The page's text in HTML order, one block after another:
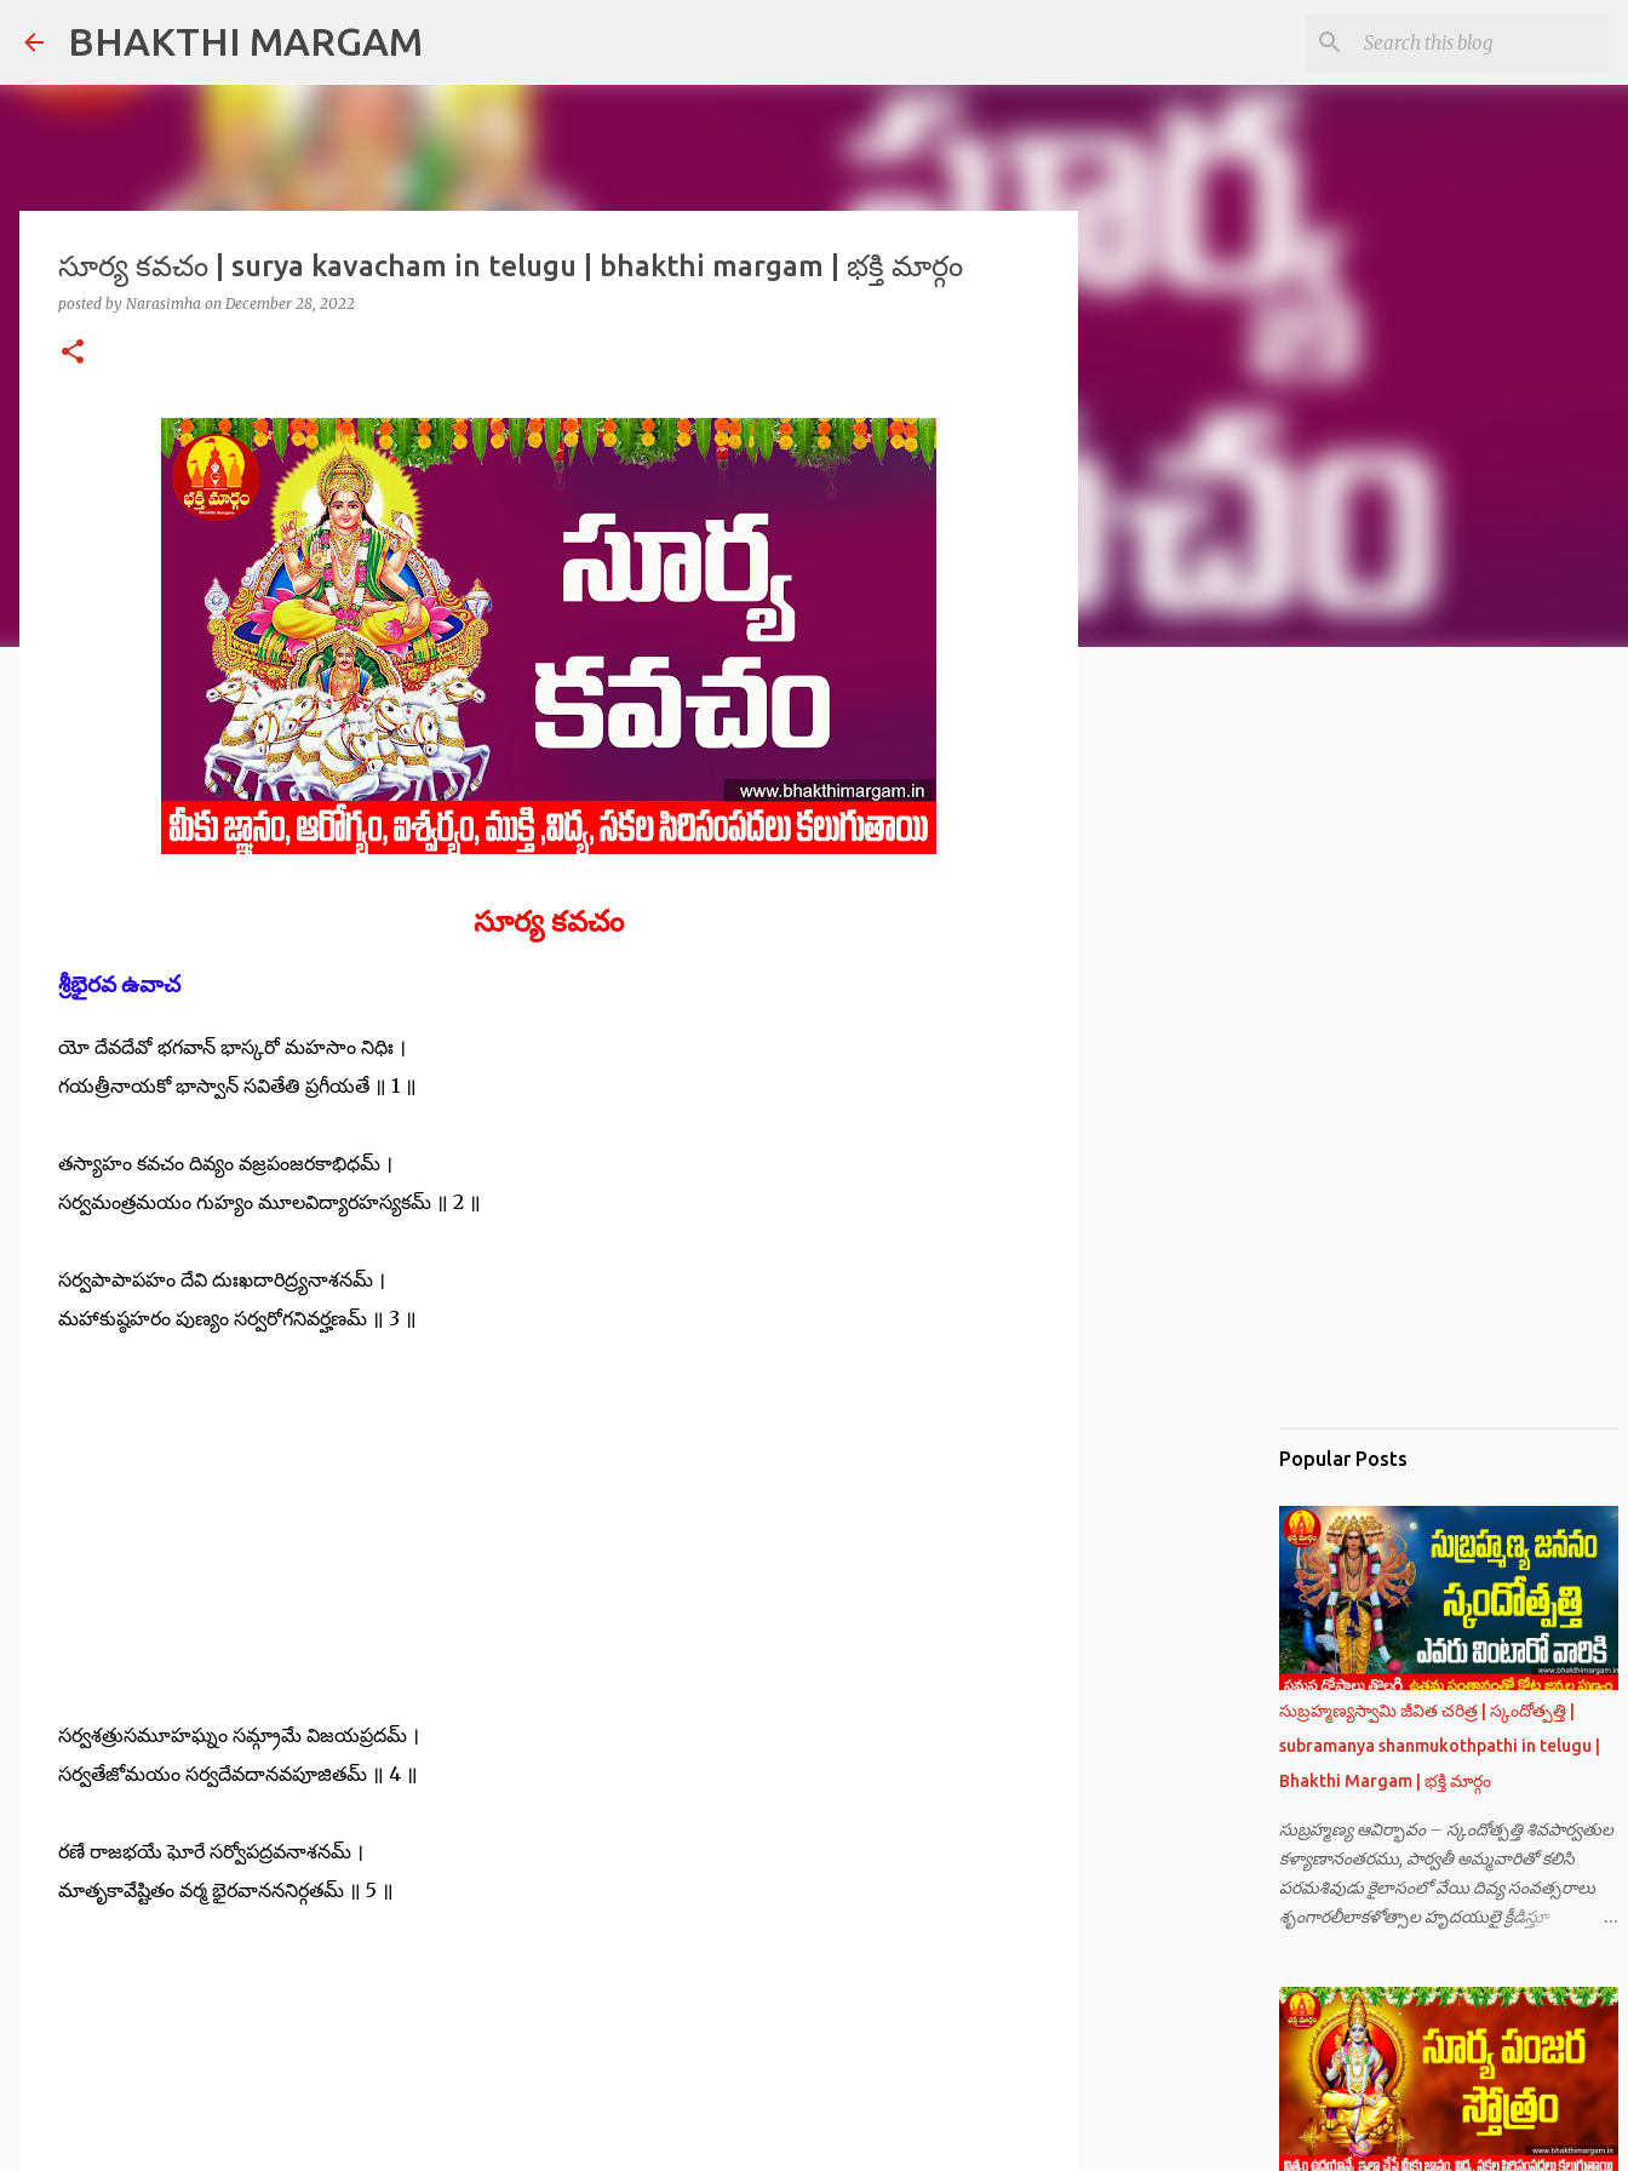
BHAKTHI MARGAM
సూర్య కవచం | surya kavacham in telugu | bhakthi margam | భక్తి మార్గం
posted by Narasimha on December 28, 2022
సూర్య కవచం
శ్రీభైరవ ఉవాచ
యో దేవదేవో భగవాన్ భాస్కరో మహసాం నిధిః ।
గయత్రీనాయకో భాస్వాన్ సవితేతి ప్రగీయతే ॥ 1 ॥
తస్యాహం కవచం దివ్యం వజ్రపంజరకాభిధమ్ ।
సర్వమంత్రమయం గుహ్యం మూలవిద్యారహస్యకమ్ ॥ 2 ॥
సర్వపాపాపహం దేవి దుఃఖదారిద్ర్యనాశనమ్ ।
మహాకుష్ఠహరం పుణ్యం సర్వరోగనివర్హణమ్ ॥ 3 ॥
సర్వశత్రుసమూహఘ్నం సమ్గ్రామే విజయప్రదమ్ ।
సర్వతేజోమయం సర్వదేవదానవపూజితమ్ ॥ 4 ॥
రణే రాజభయే ఘోరే సర్వోపద్రవనాశనమ్ ।
మాతృకావేష్టితం వర్మ భైరవానననిర్గతమ్ ॥ 5 ॥
Popular Posts
సుబ్రహ్మణ్యస్వామి జీవిత చరిత్ర | స్కందోత్పత్తి |
subramanya shanmukothpathi in telugu |
Bhakthi Margam | భక్తి మార్గం
సుబ్రహ్మణ్య ఆవిర్భావం – స్కందోత్పత్తి శివపార్వతుల
కళ్యాణానంతరము, పార్వతీ అమ్మవారితో కలిసి
పరమశివుడు కైలాసంలో వేయి దివ్య సంవత్సరాలు
శృంగారలీలాకళోత్సాల హృదయులై క్రీడిస్తూ
ఉన్నది. సమస్త దేవతా గణములు,సాధు పుంగవులు
తారకాసురుడు పెడుతున్న బాధలు భరింపలేకుండా
ఉన్నారు. తారకాసురుడు బ్రహ్మగారి నుండి పొందిన
వరమేమనగా… పరమశివుని వీర్యానికి జన్మించిన వాడి
చేతిలోనే తాను సంహరించబడాలి అని. శివుడు అంటే
కామాన్ని గెలిచిన వాడు, ఆయన ఎప్పుడు తనలోతానే